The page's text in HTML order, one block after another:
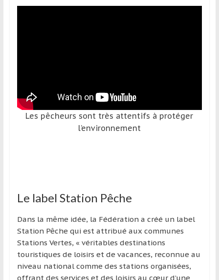
Les pêcheurs sont très attentifs à protéger
l’environnement
Le label Station Pêche
Dans la même idée, la Fédération a créé un label
Station Pêche qui est attribué aux communes
Stations Vertes, « véritables destinations
touristiques de loisirs et de vacances, reconnue au
niveau national comme des stations organisées,
offrant des services et des loisirs au cœur d’une